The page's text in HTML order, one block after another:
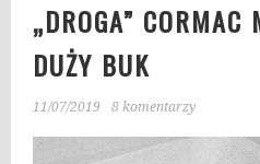
„DROGA” CORMAC
DUŻY BUK
11/07/2019 8 komentarzy